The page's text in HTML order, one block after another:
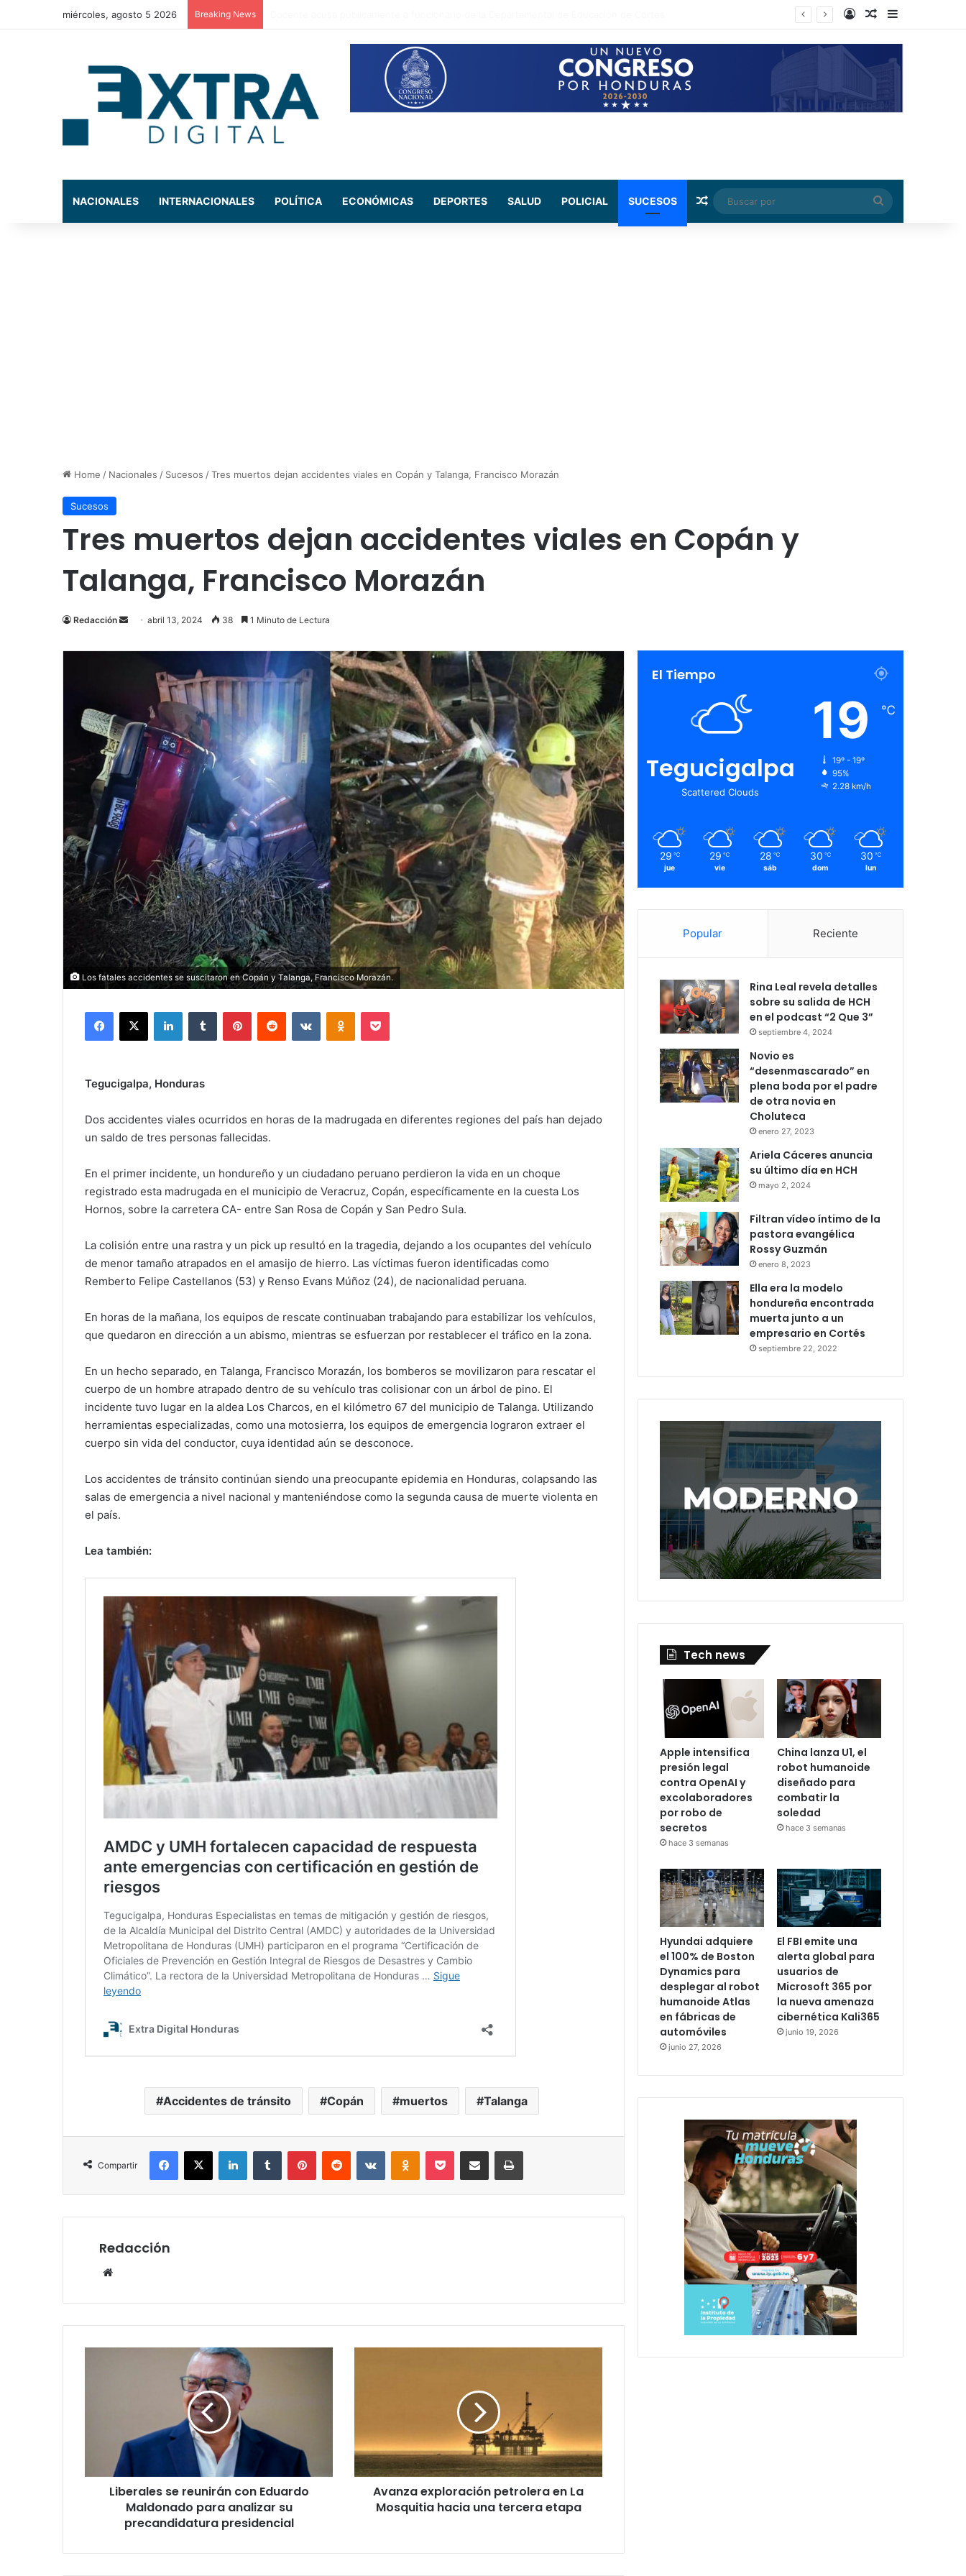
miércoles, agosto 5 2026 Breaking News Log InRandom Article
Sidebar
NACIONALES INTERNACIONALES POLÍTICA ECONÓMICAS DEPORTES SALUD POLICIAL SUCESOS Random Article
Buscar
por
Home / Nacionales / Sucesos /Tres muertos dejan accidentes viales en Copán y Talanga, Francisco Morazán
Sucesos
Tres muertos dejan accidentes viales en Copán y
Talanga, Francisco Morazán
Redacción
Send
email
abril 13, 2024 38 1 Minuto de Lectura
Los fatales accidentes se suscitaron en Copán y Talanga, Francisco Morazán.
Facebook
X LinkedInTumblr PinterestReddit VKontakteOdnoklassniki
Pocket
Tegucigalpa, Honduras
Dos accidentes viales ocurridos en horas de la madrugada en diferentes regiones del país han dejado
un saldo de tres personas fallecidas.
En el primer incidente, un hondureño y un ciudadano peruano perdieron la vida en un choque
registrado esta madrugada en el municipio de Veracruz, Copán, específicamente en la cuesta Los
Hornos, sobre la carretera CA- entre San Rosa de Copán y San Pedro Sula.
La colisión entre una rastra y un pick up resultó en la tragedia, dejando a los ocupantes del vehículo
de menor tamaño atrapados en el amasijo de hierro. Las víctimas fueron identificadas como
Remberto Felipe Castellanos (53) y Renso Evans Múñoz (24), de nacionalidad peruana.
En horas de la mañana, los equipos de rescate continuaban trabajando para estabilizar los vehículos,
que quedaron en dirección a un abismo, mientras se esfuerzan por restablecer el tráfico en la zona.
En un hecho separado, en Talanga, Francisco Morazán, los bomberos se movilizaron para rescatar el
cuerpo de un hombre atrapado dentro de su vehículo tras colisionar con un árbol de pino. El
incidente tuvo lugar en la aldea Los Charcos, en el kilómetro 67 del municipio de Talanga. Utilizando
herramientas especializadas, como una motosierra, los equipos de emergencia lograron extraer el
cuerpo sin vida del conductor, cuya identidad aún se desconoce.
Los accidentes de tránsito continúan siendo una preocupante epidemia en Honduras, colapsando las
salas de emergencia a nivel nacional y manteniéndose como la segunda causa de muerte violenta en
el país.
Lea también:
Accidentes de tránsito Copán muertos Talanga
Compartir
Facebook
X LinkedInTumblr PinterestReddit VKontakteOdnoklassniki
Pocket compartit via email Print
Redacción
analizar
su
precandidatura
presidencial
Liberales se reunirán con Eduardo
Maldonado para analizar su
precandidatura presidencial
hacia
una
tercera
etapaAvanza exploración petrolera en La
Mosquitia hacia una tercera etapa
El Tiempo
Tegucigalpa
Scattered Clouds
19 ℃
19º - 19º
95%
2.28 km/h
29 ℃
jue
29 ℃
vie
28 ℃
sáb
30 ℃
dom
30 ℃
lun
Popular Reciente
Rina Leal revela detalles
sobre su salida de HCH
en el podcast “2 Que 3”
septiembre 4, 2024
Novio es
“desenmascarado” en
plena boda por el padre
de otra novia en
Choluteca
enero 27, 2023
Ariela Cáceres anuncia
su último día en HCH
mayo 2, 2024
Filtran vídeo íntimo de la
pastora evangélica
Rossy Guzmán
enero 8, 2023
Ella era la modelo
hondureña encontrada
muerta junto a un
empresario en Cortés
septiembre 22, 2022
Tech news
Apple intensifica
presión legal
contra OpenAI y
excolaboradores
por robo de
secretos
hace 3 semanas
China lanza U1, el
robot humanoide
diseñado para
combatir la
soledad
hace 3 semanas
Hyundai adquiere
el 100% de Boston
Dynamics para
desplegar al robot
humanoide Atlas
en fábricas de
automóviles
junio 27, 2026
El FBI emite una
alerta global para
usuarios de
Microsoft 365 por
la nueva amenaza
cibernética Kali365
junio 19, 2026